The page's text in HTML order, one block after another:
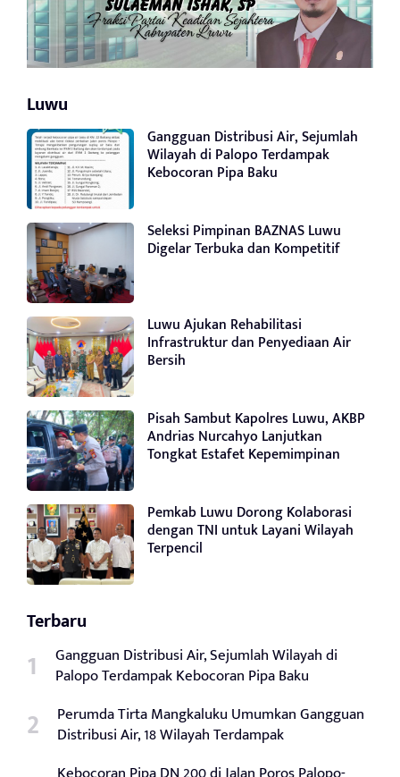
Luwu
Gangguan Distribusi Air, Sejumlah
Wilayah di Palopo Terdampak
Kebocoran Pipa Baku
Seleksi Pimpinan BAZNAS Luwu
Digelar Terbuka dan Kompetitif
Luwu Ajukan Rehabilitasi
Infrastruktur dan Penyediaan Air
Bersih
Pisah Sambut Kapolres Luwu, AKBP
Andrias Nurcahyo Lanjutkan
Tongkat Estafet Kepemimpinan
Pemkab Luwu Dorong Kolaborasi
dengan TNI untuk Layani Wilayah
Terpencil
Terbaru
Gangguan Distribusi Air, Sejumlah Wilayah di
Palopo Terdampak Kebocoran Pipa Baku
Perumda Tirta Mangkaluku Umumkan Gangguan
Distribusi Air, 18 Wilayah Terdampak